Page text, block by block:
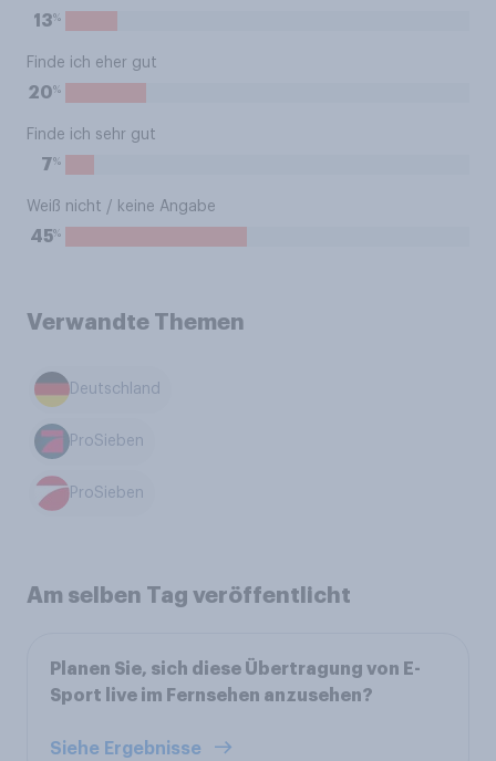
13%
Finde ich eher gut
20%
Finde ich sehr gut
7%
Weiß nicht / keine Angabe
45%
Verwandte Themen
Deutschland
ProSieben
ProSieben
Am selben Tag veröffentlicht
Planen Sie, sich diese Übertragung von E-
Sport live im Fernsehen anzusehen?
Siehe Ergebnisse